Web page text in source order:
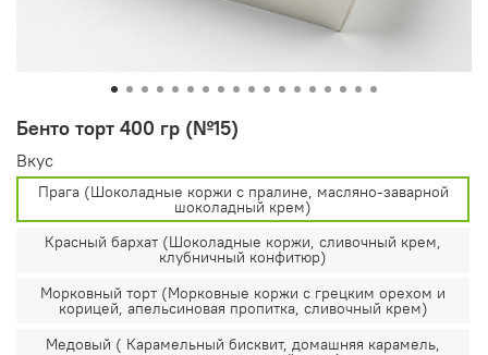
Бенто торт 400 гр (№15)
Вкус
Прага (Шоколадные коржи с пралине, масляно-заварной
шоколадный крем)
Красный бархат (Шоколадные коржи, сливочный крем,
клубничный конфитюр)
Морковный торт (Морковные коржи с грецким орехом и
корицей, апельсиновая пропитка, сливочный крем)
Медовый ( Карамельный бисквит, домашняя карамель,